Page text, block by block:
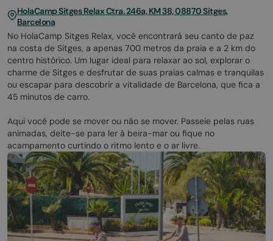
HolaCamp Sitges Relax Ctra. 246a, KM 38, 08870 Sitges,
Barcelona
No HolaCamp Sitges Relax, você encontrará seu canto de paz
na costa de Sitges, a apenas 700 metros da praia e a 2 km do
centro histórico. Um lugar ideal para relaxar ao sol, explorar o
charme de Sitges e desfrutar de suas praias calmas e tranquilas
ou escapar para descobrir a vitalidade de Barcelona, que fica a
45 minutos de carro.
Aqui você pode se mover ou não se mover. Passeie pelas ruas
animadas, deite-se para ler à beira-mar ou fique no
acampamento curtindo o ritmo lento e o ar livre.